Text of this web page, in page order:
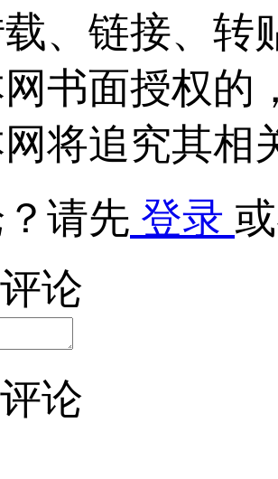
、链接、转
书面授权的
将追究其相
请先 登录
论
论